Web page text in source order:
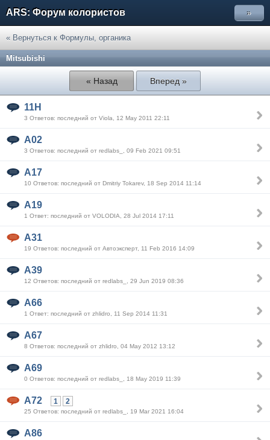
ARS: Форум колористов »
« Вернуться к Формулы, органика
Mitsubishi
« Назад Вперед »
11H
3 Ответов: последний от Viola, 12 May 2011 22:11
A02
3 Ответов: последний от redlabs_, 09 Feb 2021 09:51
A17
10 Ответов: последний от Dmitriy Tokarev, 18 Sep 2014 11:14
A19
1 Ответ: последний от VOLODIA, 28 Jul 2014 17:11
A31
19 Ответов: последний от Автоэксперт, 11 Feb 2016 14:09
A39
12 Ответов: последний от redlabs_, 29 Jun 2019 08:36
A66
1 Ответ: последний от zhlidro, 11 Sep 2014 11:31
A67
8 Ответов: последний от zhlidro, 04 May 2012 13:12
A69
0 Ответов: последний от redlabs_, 18 May 2019 11:39
A72 1 2
25 Ответов: последний от redlabs_, 19 Mar 2021 16:04
A86